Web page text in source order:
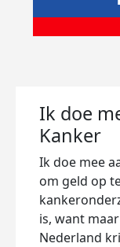
Ik doe
Kanker
Ik doe mee
om geld op
is, want
Nederland